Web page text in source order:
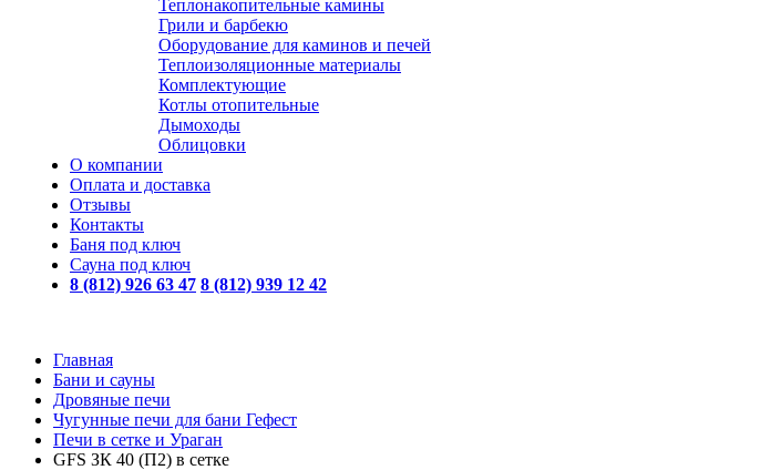
Теплонакопительные камины
Грили и барбекю
Оборудование для каминов и печей
Теплоизоляционные материалы
Комплектующие
Котлы отопительные
Дымоходы
Облицовки
О компании
Оплата и доставка
Отзывы
Контакты
Баня под ключ
Сауна под ключ
8 (812) 926 63 47 8 (812) 939 12 42
Главная
Бани и сауны
Дровяные печи
Чугунные печи для бани Гефест
Печи в сетке и Ураган
GFS ЗК 40 (П2) в сетке